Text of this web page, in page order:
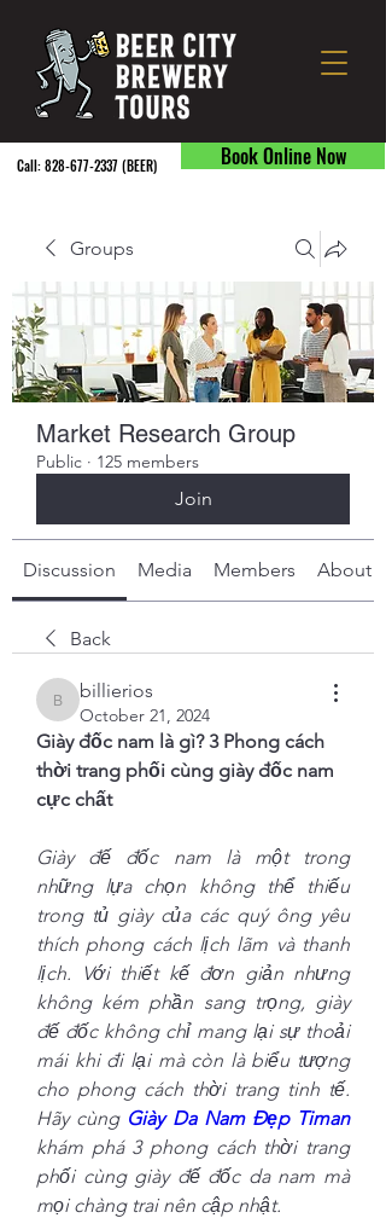
Book Online Now
Call:828-677-2337(BEER) ​
Groups
Market Research Group
Public · 125 members
Join
Discussion Media Members About
Back
billierios
billierios
October 21, 2024
Giày đốc nam là gì? 3 Phong cách
thời trang phối cùng giày đốc nam
cực chất
Giày đế đốc nam là một trong
những lựa chọn không thể thiếu
trong tủ giày của các quý ông yêu
thích phong cách lịch lãm và thanh
lịch. Với thiết kế đơn giản nhưng
không kém phần sang trọng, giày
đế đốc không chỉ mang lại sự thoải
mái khi đi lại mà còn là biểu tượng
cho phong cách thời trang tinh tế.
Hãy cùng Giày Da Nam Đẹp Timan
khám phá 3 phong cách thời trang
phối cùng giày đế đốc da nam mà
mọi chàng trai nên cập nhật.